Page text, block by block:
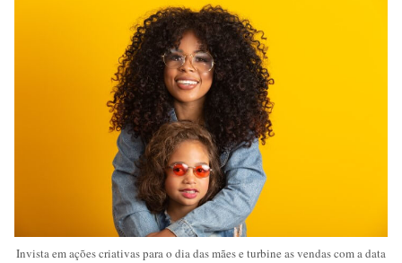
Invista em ações criativas para o dia das mães e turbine as vendas com a data